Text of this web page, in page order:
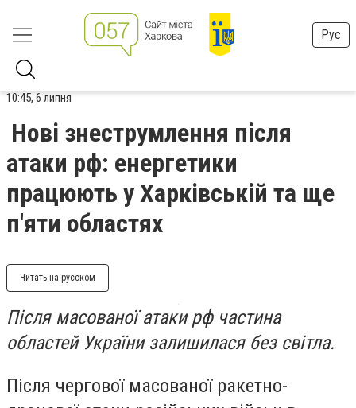
Рус
10:45, 6 липня
Нові знеструмлення після
атаки рф: енергетики
працюють у Харківській та ще
п'яти областях
Читать на русском
Після масованої атаки рф частина
областей України залишилася без світла.
Після чергової масованої ракетно-